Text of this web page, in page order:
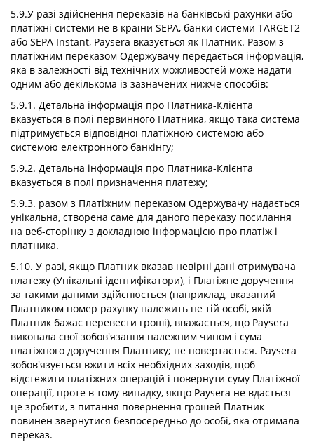
5.9.У разі здійснення переказів на банківські рахунки або
платіжні системи не в країни SEPA, банки системи TARGET2
або SEPA Instant, Paysera вказується як Платник. Разом з
платіжним переказом Одержувачу передається інформація,
яка в залежності від технічних можливостей може надати
одним або декількома із зазначених нижче способів:
5.9.1. Детальна інформація про Платника-Клієнта
вказується в полі первинного Платника, якщо така система
підтримується відповідної платіжною системою або
системою електронного банкінгу;
5.9.2. Детальна інформація про Платника-Клієнта
вказується в полі призначення платежу;
5.9.3. разом з Платіжним переказом Одержувачу надається
унікальна, створена саме для даного переказу посилання
на веб-сторінку з докладною інформацією про платіж і
платника.
5.10. У разі, якщо Платник вказав невірні дані отримувача
платежу (Унікальні ідентифікатори), і Платіжне доручення
за такими даними здійснюється (наприклад, вказаний
Платником номер рахунку належить не тій особі, якій
Платник бажає перевести гроші), вважається, що Paysera
виконала свої зобов'язання належним чином і сума
платіжного доручення Платнику; не повертається. Paysera
зобов'язується вжити всіх необхідних заходів, щоб
відстежити платіжних операцій і повернути суму Платіжної
операції, проте в тому випадку, якщо Paysera не вдасться
це зробити, з питання повернення грошей Платник
повинен звернутися безпосередньо до особі, яка отримала
переказ.